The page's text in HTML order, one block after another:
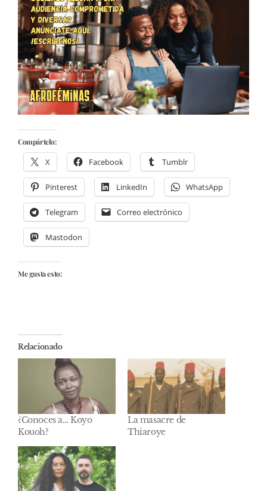
Compártelo:
X Facebook Tumblr
Pinterest LinkedIn WhatsApp
Telegram Correo electrónico
Mastodon
Me gusta esto:
Relacionado
¿Conoces a… Koyo
Kouoh?
La masacre de
Thiaroye